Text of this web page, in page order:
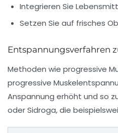
Integrieren Sie
Setzen Sie auf frisches
Entspannungsverfahren
Methoden wie progressive
progressive
Anspannung erhöht und so
oder Sidroga, die